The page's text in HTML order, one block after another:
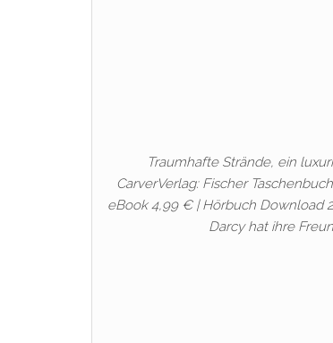
Traumhafte Strände, ein
CarverVerlag: Fischer
eBook 4,99 € | Hörbuch Download
Darcy hat ihre